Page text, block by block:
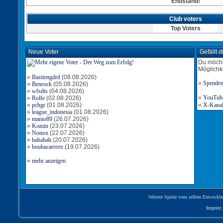
Club voters
Top Voters
Neue Voter
» Bastiengdrd (08.08.2026)
» Benrock (05.08.2026)
» wfsdts (04.08.2026)
» Rolfe (02.08.2026)
» pchgr (01.08.2026)
» league_indonesia (01.08.2026)
» manio89 (26.07.2026)
» Komin (23.07.2026)
» Nonox (22.07.2026)
» hahahah (20.07.2026)
» boubacarrrrrr (19.07.2026)
» mehr anzeigen
Gefällt
Du
» Spenden
»
» X-
Weitere Spiele vom selben
Imprint